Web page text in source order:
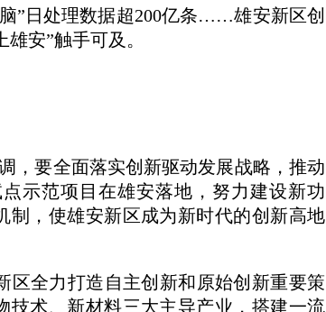
”日处理数据超200亿条……雄安新区创
安”触手可及。
，要全面落实创新驱动发展战略，推动
示范项目在雄安落地，努力建设新功
制，使雄安新区成为新时代的创新高地
区全力打造自主创新和原始创新重要策
技术、新材料三大主导产业，搭建一流